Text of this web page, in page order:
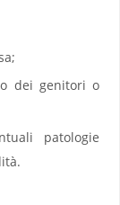
dei genitori o
patologie